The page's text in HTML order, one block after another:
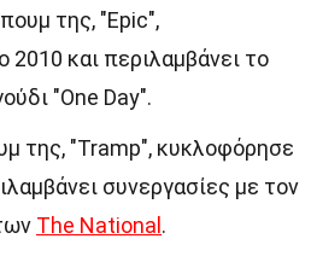
της, "Epic",
και περιλαμβάνει το
"One Day".
της, "Tramp", κυκλοφόρησε
συνεργασίες με τον
The National .